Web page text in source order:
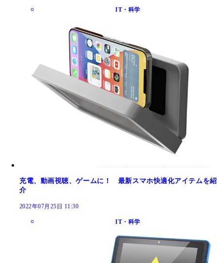
IT・科学
充電、動画視聴、ゲームに！ 最新スマホ快適化アイテムを紹
介
2022年07月25日 11:30
IT・科学